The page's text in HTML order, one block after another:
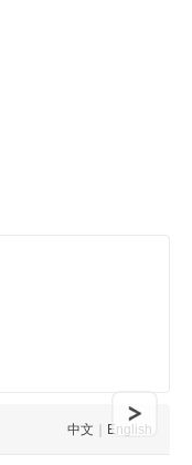
中文 English